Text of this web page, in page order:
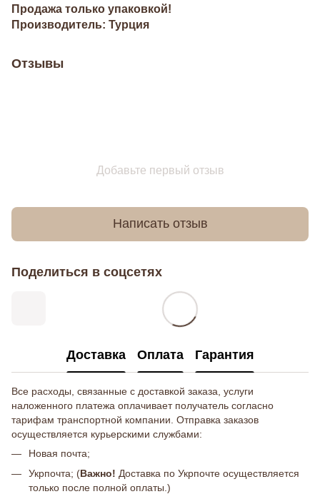
Продажа только упаковкой!
Производитель: Турция
Отзывы
Добавьте первый отзыв
Написать отзыв
Поделиться в соцсетях
Доставка Оплата Гарантия
Все расходы, связанные с доставкой заказа, услуги
наложенного платежа оплачивает получатель согласно
тарифам транспортной компании. Отправка заказов
осуществляется курьерскими службами:
Новая почта;
Укрпочта; (Важно! Доставка по Укрпочте осуществляется
только после полной оплаты.)